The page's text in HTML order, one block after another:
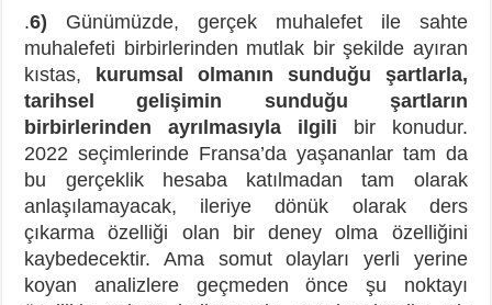
.6) Günümüzde, gerçek muhalefet ile sahte
muhalefeti birbirlerinden mutlak bir şekilde ayıran
kıstas,
kurumsal olmanın sunduğu şartlarla,
tarihsel gelişimin sunduğu şartların
birbirlerinden ayrılmasıyla ilgili
bir konudur.
2022 seçimlerinde Fransa’da yaşananlar tam da
bu gerçeklik hesaba katılmadan tam olarak
anlaşılamayacak, ileriye dönük olarak ders
çıkarma özelliği olan bir deney olma özelliğini
kaybedecektir. Ama somut olayları yerli yerine
koyan analizlere geçmeden önce şu noktayı